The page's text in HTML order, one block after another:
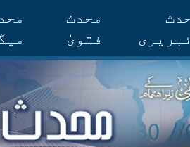
محدث
فتویٰ